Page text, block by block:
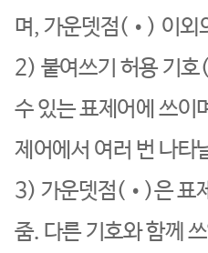
며, 가운뎃점(•) 이외
2) 붙여쓰기 허용 기호
수 있는 표제어에 쓰이
제어에서 여러 번 나타
3) 가운뎃점(•)은 표
줌. 다른 기호와 함께